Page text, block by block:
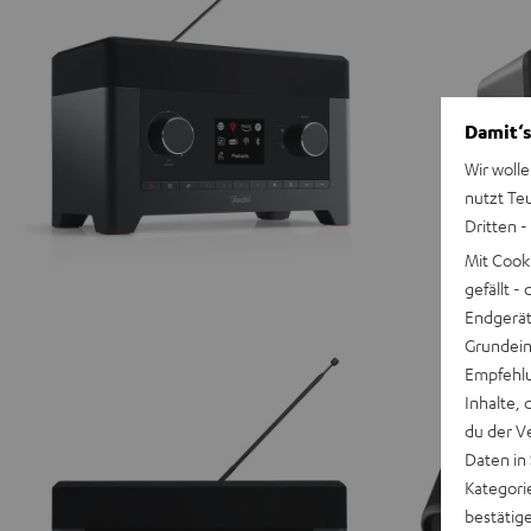
Wir
nutzt
Dritten -
Mit
gefällt -
Inhalte,
du der
Daten in